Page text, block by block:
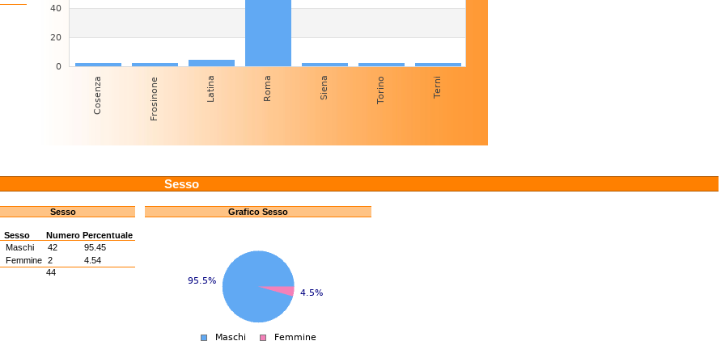
Sesso
Sesso
Sesso Numero Percentuale
Maschi 42
95.45
Femmine 2
4.54
44
Grafico Sesso